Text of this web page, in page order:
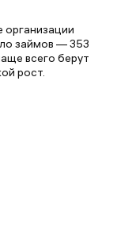
организации
займов — 353
всего берут
рост.